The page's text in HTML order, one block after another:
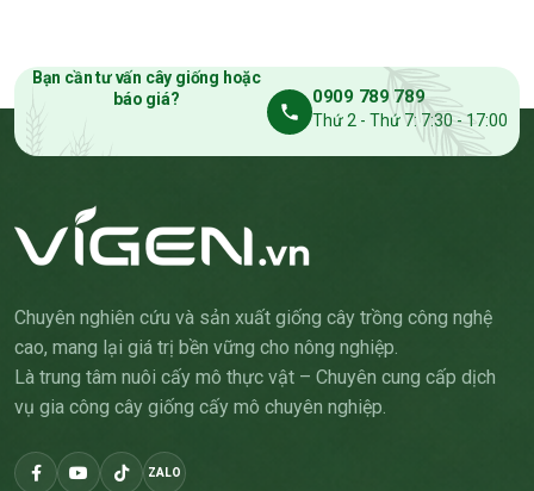
Bạn cần tư vấn cây giống hoặc
báo giá?
0909 789 789
Thứ 2 - Thứ 7: 7:30 - 17:00
Chuyên nghiên cứu và sản xuất giống cây trồng công nghệ
cao, mang lại giá trị bền vững cho nông nghiệp.
Là trung tâm nuôi cấy mô thực vật – Chuyên cung cấp dịch
vụ gia công cây giống cấy mô chuyên nghiệp.
ZALO